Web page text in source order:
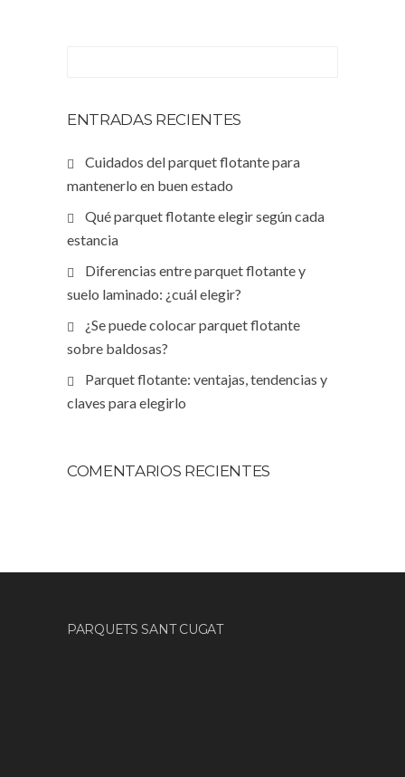
ENTRADAS RECIENTES
Cuidados del parquet flotante para
mantenerlo en buen estado
Qué parquet flotante elegir según cada
estancia
Diferencias entre parquet flotante y
suelo laminado: ¿cuál elegir?
¿Se puede colocar parquet flotante
sobre baldosas?
Parquet flotante: ventajas, tendencias y
claves para elegirlo
COMENTARIOS RECIENTES
PARQUETS SANT CUGAT